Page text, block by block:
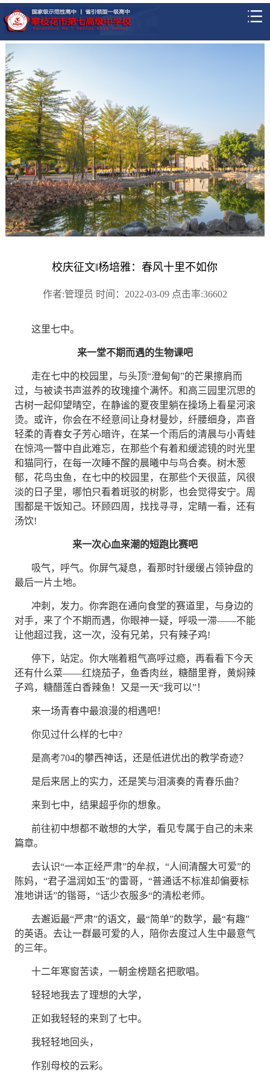
校庆征文‖杨培雅：春风十里不如你
作者:管理员 时间：2022-03-09 点击率:36602
这里七中。
来一堂不期而遇的生物课吧
走在七中的校园里，与头顶“澄甸甸”的芒果擦肩而
过，与被读书声滋养的玫瑰撞个满怀。和高三园里沉思的
古树一起仰望晴空，在静谧的夏夜里躺在操场上看星河滚
烫。或许，你会在不经意间让身材曼妙，纤腰细身，声音
轻柔的青春女子芳心暗许，在某一个雨后的清晨与小青蛙
在惊鸿一瞥中自此难忘，在那些个有着和缓滤镜的时光里
和猫同行，在每一次睡不醒的晨曦中与鸟合奏。树木葱
郁，花鸟虫鱼，在七中的校园里，在那些个天很蓝，风很
淡的日子里，哪怕只看着斑驳的树影，也会觉得安宁。周
围都是干饭知己。环顾四周，找找寻寻，定睛一看，还有
汤饮!
来一次心血来潮的短跑比赛吧
吸气，
呼气。你屏气凝息，看那时针缓缓占领钟盘的
最后一片土地。
冲刺 ， 发力。你奔跑在通向食堂的赛道里，与身边的
对手，来了个不期而遇，你眼神一疑，呼吸一滞——不能
让他超过我，这一次，没有兄弟，只有辣子鸡!
停下，站定。你大喘着粗气高呼过瘾，再看看下今天
还有什么菜——红烧茄子，鱼香肉丝，糖醋里脊，黄焖辣
子鸡，糖醋莲白香辣鱼！又是一天“我可以”！
来一场青春中最浪漫的相遇吧！
你见过什么样的七中?
是高考704的攀西神话，还是低进优出的教学奇迹？
是后来居上的实力，还是笑与泪演奏的青春乐曲？
来到七中，结果超乎你的想象。
前往初中想都不敢想的大学，看见专属于自己的未来
篇章。
去认识“一本正经严肃”的牟叔， “人间清醒大可爱”的
陈妈， “君子温润如玉”的雷哥， “普通话不标准却偏要标
准地讲话”的锴哥， “话少衣服多“的清松老师。
去邂逅最“严肃”的语文，最“简单”的数学， 最“有趣”
的英语。去让一群最可爱的人，陪你去度过人生中最意气
的三年。
十二年寒窗苦读，一朝金榜题名把歌唱。
轻轻地我去了理想的大学，
正如我轻轻的来到了七中。
我轻轻地回头，
作别母校的云彩。